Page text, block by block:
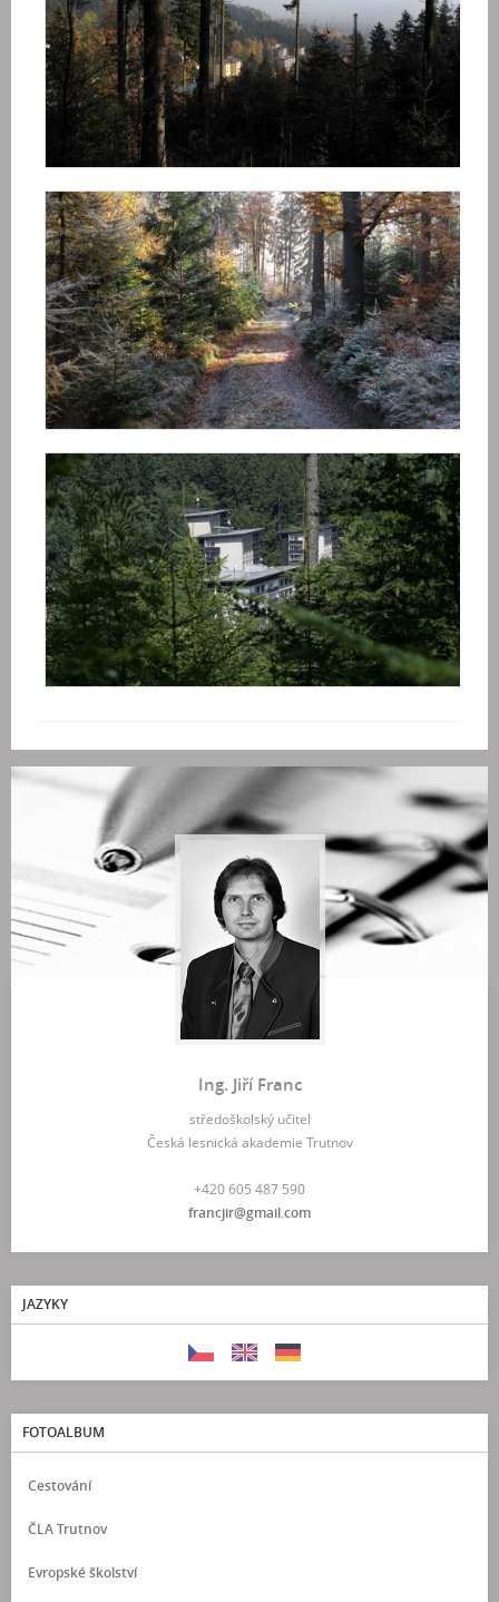
Ing. Jiří Franc
středoškolský učitel
Česká lesnická akademie Trutnov
+420 605 487 590
francjir@gmail.com
JAZYKY
FOTOALBUM
Cestování
ČLA Trutnov
Evropské školství